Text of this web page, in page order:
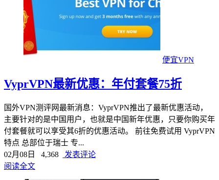
便宜VPN
VyprVPN最新优惠：年付套餐75折
国外VPN测评网最新消息：VyprVPN推出了最新优惠活动，
主要针对的是中国用户，也就是中国新年优惠，只要你购买年
付套餐就可以享受其6折的优惠活动。 前往免费试用 VyprVPN
特点 总部位于瑞士 专...
02月08日
4,368
发表评论
阅读全文